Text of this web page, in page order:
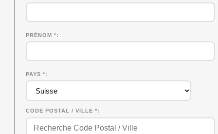
PRÉNOM *
PAYS *
CODE POSTAL / VILLE *